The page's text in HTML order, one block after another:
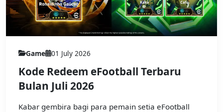
Game 01 July 2026
Kode Redeem eFootball Terbaru
Bulan Juli 2026
Kabar gembira bagi para pemain setia eFootball